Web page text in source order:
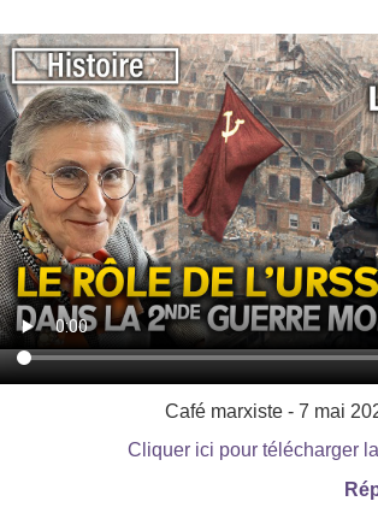
Café marxiste - 7 mai
Cliquer ici pour télécharger